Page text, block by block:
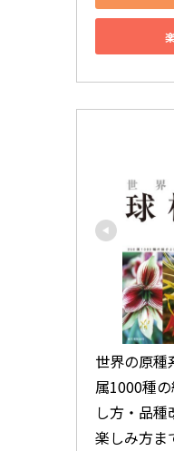
世界の原種
属1000種
し方・品
楽しみ方ま